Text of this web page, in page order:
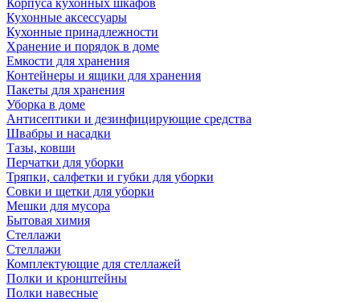
Корпуса кухонных шкафов
Кухонные аксессуары
Кухонные принадлежности
Хранение и порядок в доме
Емкости для хранения
Контейнеры и ящики для хранения
Пакеты для хранения
Уборка в доме
Антисептики и дезинфицирующие средства
Швабры и насадки
Тазы, ковши
Перчатки для уборки
Тряпки, салфетки и губки для уборки
Совки и щетки для уборки
Мешки для мусора
Бытовая химия
Стеллажи
Стеллажи
Комплектующие для стеллажей
Полки и кронштейны
Полки навесные